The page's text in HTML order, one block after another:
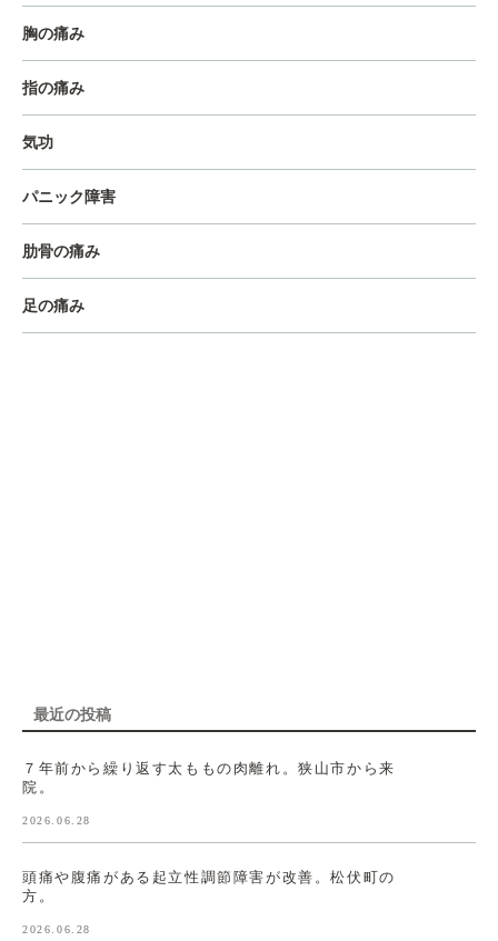
胸の痛み
指の痛み
気功
パニック障害
肋骨の痛み
足の痛み
最近の投稿
７年前から繰り返す太ももの肉離れ。狭山市から来
院。
2026.06.28
頭痛や腹痛がある起立性調節障害が改善。松伏町の
方。
2026.06.28